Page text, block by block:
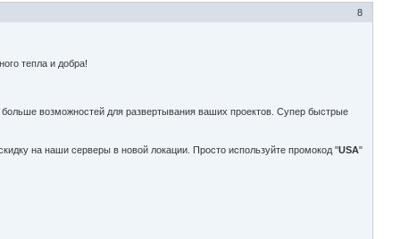
8
тепла и добра!
возможностей для развертывания ваших проектов. Супер быстрые
на наши серверы в новой локации. Просто используйте промокод "USA"